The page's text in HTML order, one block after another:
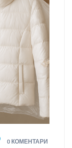
0 КОМЕНТАРИ